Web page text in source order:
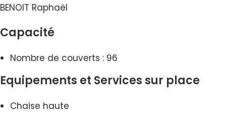
BENOIT Raphaël
Capacité
Nombre de couverts : 96
Equipements et Services sur place
Chaise haute